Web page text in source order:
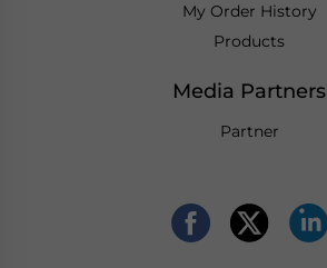
My Order History
Products
Media Partners
Partner